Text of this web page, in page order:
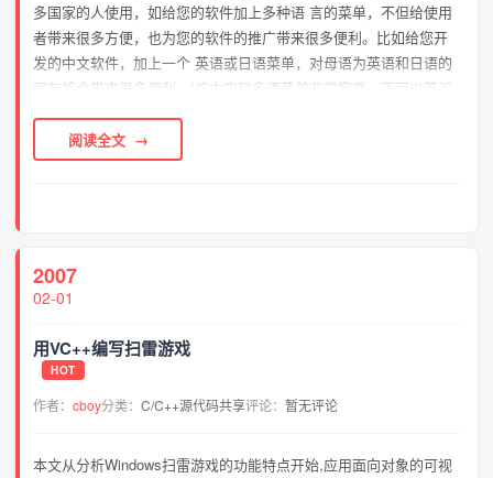
多国家的人使用，如给您的软件加上多种语 言的菜单，不但给使用
者带来很多方便，也为您的软件的推广带来很多便利。比如给您开
发的中文软件，加上一个 英语或日语菜单，对母语为英语和日语的
朋友将会带来很多便利。VC中实现多语菜单非常容易，下面以英汉
对照菜 单为例说明多语菜单实现的方法。 ---- 一、建立工程项目文
件 ---- 采用...
阅读全文
2007
02-01
用VC++编写扫雷游戏
HOT
作者：cboy分类：C/C++源代码共享评论：暂无评论
本文从分析Windows扫雷游戏的功能特点开始,应用面向对象的可视